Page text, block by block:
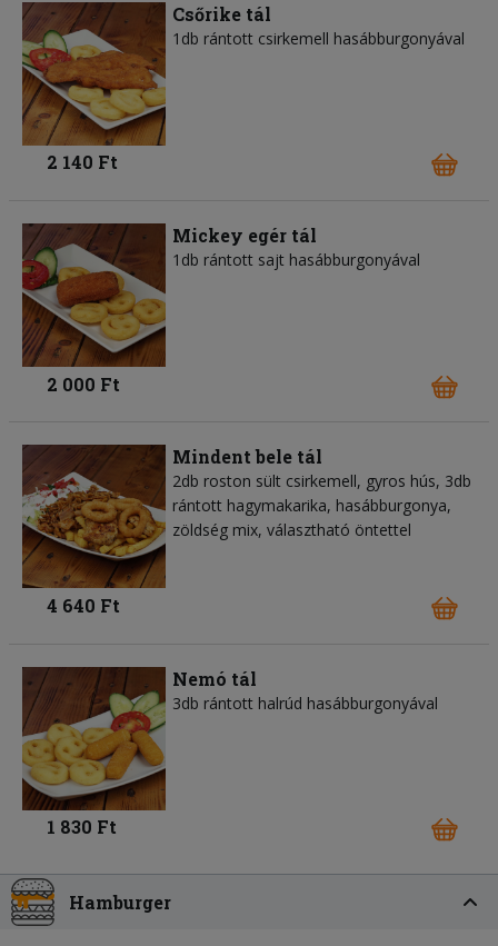
Csőrike tál
1db rántott csirkemell hasábburgonyával
2 140 Ft
Mickey egér tál
1db rántott sajt hasábburgonyával
2 000 Ft
Mindent bele tál
2db roston sült csirkemell, gyros hús, 3db
rántott hagymakarika, hasábburgonya,
zöldség mix, választható öntettel
4 640 Ft
Nemó tál
3db rántott halrúd hasábburgonyával
1 830 Ft
Hamburger